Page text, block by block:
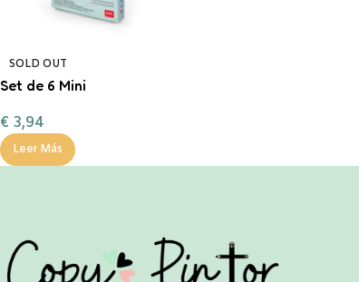
SOLD OUT
Set de 6 Mini
MOOD legami
€ 3,94
Leer Más